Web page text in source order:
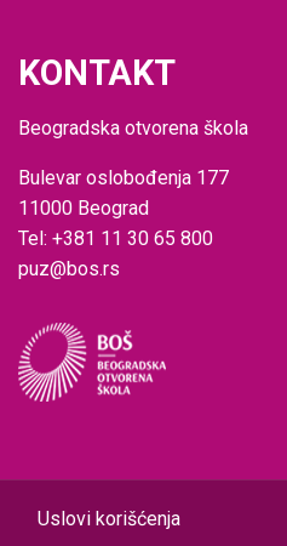
KONTAKT
Beogradska otvorena škola
Bulevar oslobođenja 177
11000 Beograd
Tel: +381 11 30 65 800
puz@bos.rs
Uslovi korišćenja